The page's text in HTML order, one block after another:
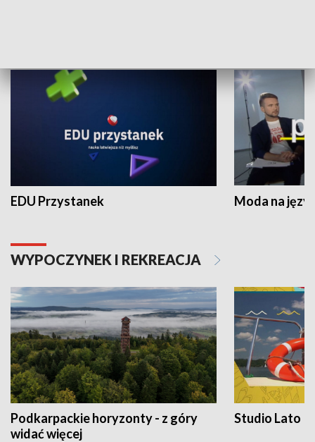
EDU Przystanek Moda na
WYPOCZYNEK I REKREACJA
Podkarpackie horyzonty - z góry
widać więcej
Studio Lato